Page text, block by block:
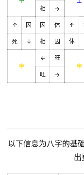
相
→
↑ 囚 囚 休 ↑
死 ↓ 相 囚 休
申
←
旺
申
旺
→
以下信息为八字的基
出